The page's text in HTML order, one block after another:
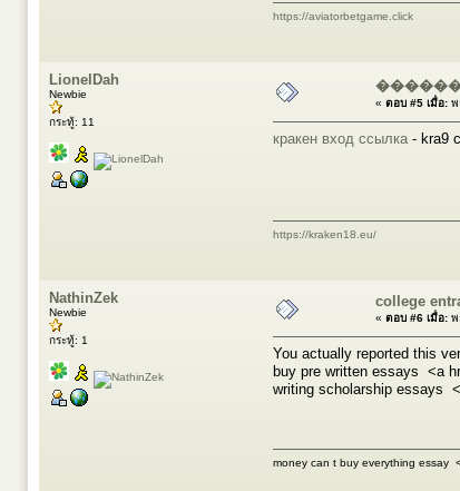
https://aviatorbetgame.click
LionelDah
Newbie
กระทู้: 11
« ตอบ #5 เมื่อ: พ
кракен вход ссылка - kra9
https://kraken18.eu/
NathinZek
Newbie
กระทู้: 1
college
« ตอบ #6 เมื่อ: พ
You actually reported this
buy pre written essays <a
writing scholarship essays
money can t buy everything essay